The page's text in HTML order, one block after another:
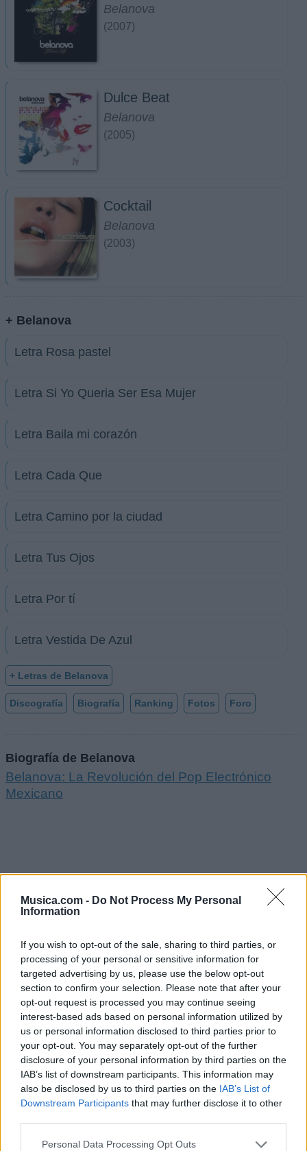
Musica.com - Do Not Process My Personal
Information
If you wish to opt-out of the sale, sharing to third parties, or
processing of your personal or sensitive information for
targeted advertising by us, please use the below opt-out
section to confirm your selection. Please note that after your
opt-out request is processed you may continue seeing
interest-based ads based on personal information utilized by
us or personal information disclosed to third parties prior to
your opt-out. You may separately opt-out of the further
disclosure of your personal information by third parties on the
IAB’s list of downstream participants. This information may
also be disclosed by us to third parties on the IAB’s List of
Downstream Participants that may further disclose it to other
Personal Data Processing Opt Outs
Belanova
(2007)
Dulce Beat
Belanova
(2005)
Cocktail
Belanova
(2003)
+ Belanova
Letra Rosa pastel
Letra Si Yo Queria Ser Esa Mujer
Letra Baila mi corazón
Letra Cada Que
Letra Camino por la ciudad
Letra Tus Ojos
Letra Por tí
Letra Vestida De Azul
+ Letras de Belanova
Discografía Biografía Ranking Fotos Foro
Biografía de Belanova
Belanova: La Revolución del Pop Electrónico
Mexicano
Ver perfil
@musicapuntocom Ver perfil